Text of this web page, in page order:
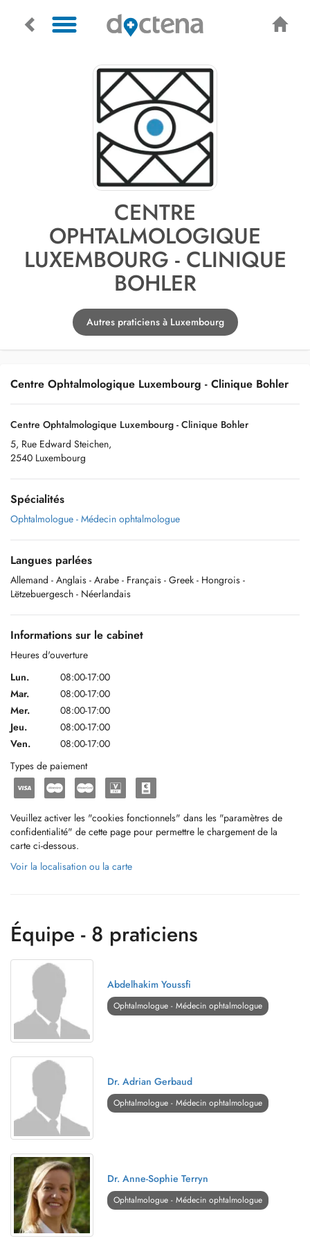
CENTRE
OPHTALMOLOGIQUE
LUXEMBOURG - CLINIQUE
BOHLER
Autres praticiens à Luxembourg
Centre Ophtalmologique Luxembourg - Clinique Bohler
Centre Ophtalmologique Luxembourg - Clinique Bohler
5, Rue Edward Steichen,
2540 Luxembourg
Spécialités
Ophtalmologue - Médecin ophtalmologue
Langues parlées
Allemand - Anglais - Arabe - Français - Greek - Hongrois -
Lëtzebuergesch - Néerlandais
Informations sur le cabinet
Heures d'ouverture
Lun.
08:00-17:00
Mar.
08:00-17:00
Mer.
08:00-17:00
Jeu.
08:00-17:00
Ven.
08:00-17:00
Types de paiement
Veuillez activer les "cookies fonctionnels" dans les "paramètres de
confidentialité" de cette page pour permettre le chargement de la
carte ci-dessous.
Voir la localisation ou la carte
Équipe - 8 praticiens
Abdelhakim Youssfi
Ophtalmologue - Médecin ophtalmologue
Dr. Adrian Gerbaud
Ophtalmologue - Médecin ophtalmologue
Dr. Anne-Sophie Terryn
Ophtalmologue - Médecin ophtalmologue